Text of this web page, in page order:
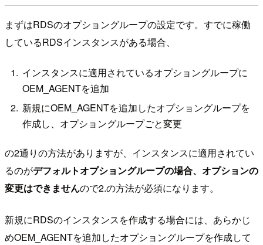
まずはRDSのオプショングループの設定です。すでに稼働
しているRDSインスタンスがある場合、
インスタンスに適用されているオプショングループに
OEM_AGENTを追加
新規にOEM_AGENTを追加したオプショングループを
作成し、オプショングループごと変更
の2通りの方法がありますが、インスタンスに適用されてい
るのがデフォルトオプショングループの場合、オプションの
変更はできませんので2.の方法が必須になります。
新規にRDSのインスタンスを作成する場合には、あらかじ
めOEM_AGENTを追加したオプショングループを作成して